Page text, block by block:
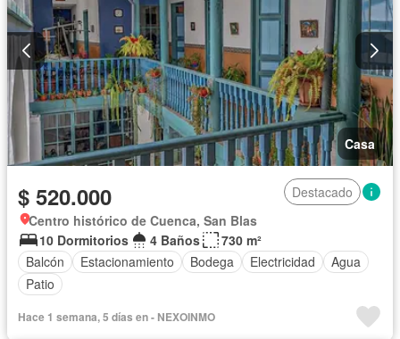
Casa
$ 520.000
Destacado
Centro histórico de Cuenca, San Blas
10 Dormitorios
4 Baños
730 m²
Balcón
Estacionamiento Bodega Electricidad
Agua
Patio
Hace 1 semana, 5 días en - NEXOINMO